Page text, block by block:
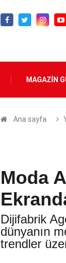
MAGAZİN
Ana sayfa
Moda
Dijifabrik
dünyanın
trendler